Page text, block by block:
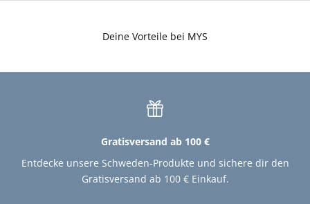
Deine Vorteile bei MYS
Gratisversand ab 100 €
Entdecke unsere Schweden-Produkte und sichere dir den
Gratisversand ab 100 € Einkauf.